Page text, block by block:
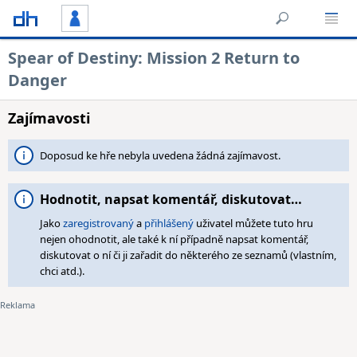
Spear of Destiny: Mission 2 Return to
Danger
Zajímavosti
Doposud ke hře nebyla uvedena žádná zajímavost.
Hodnotit, napsat komentář, diskutovat…
Jakozaregistrovanýa přihlášený uživatel můžete tuto hru
nejen ohodnotit, ale také k ní případně napsat komentář,
diskutovat o ní či ji zařadit do některého ze seznamů (vlastním,
chci atd.).